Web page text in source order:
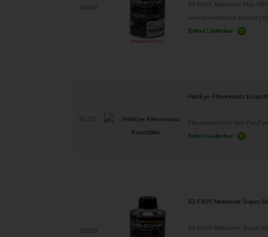
68302
S2-FX02 Metalume Fine
unterschiedlichen Größen)
Sofort Lieferbar
91211
FishEye Filtereinsatz
Filterelement für den
Sofort Lieferbar
68305
S2-FX05 Metalume Super
S2-FX05 Metalume Super